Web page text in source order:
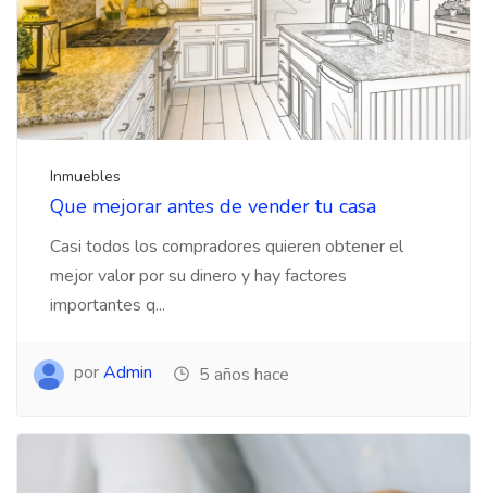
Inmuebles
Que mejorar antes de vender tu casa
Casi todos los compradores quieren obtener el
mejor valor por su dinero y hay factores
importantes q...
porAdmin 5 años hace